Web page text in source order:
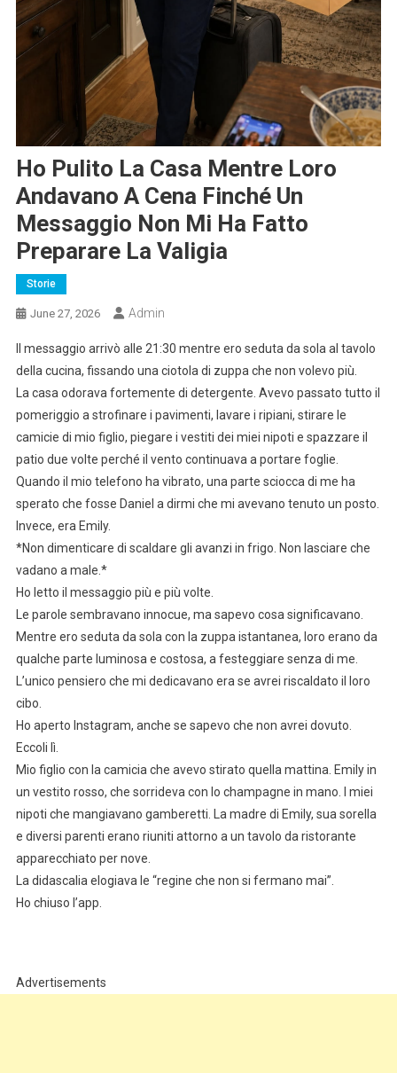
Ho Pulito La Casa Mentre Loro
Andavano A Cena Finché Un
Messaggio Non Mi Ha Fatto
Preparare La Valigia
Storie
June 27, 2026 Admin
Il messaggio arrivò alle 21:30 mentre ero seduta da sola al tavolo
della cucina, fissando una ciotola di zuppa che non volevo più.
La casa odorava fortemente di detergente. Avevo passato tutto il
pomeriggio a strofinare i pavimenti, lavare i ripiani, stirare le
camicie di mio figlio, piegare i vestiti dei miei nipoti e spazzare il
patio due volte perché il vento continuava a portare foglie.
Quando il mio telefono ha vibrato, una parte sciocca di me ha
sperato che fosse Daniel a dirmi che mi avevano tenuto un posto.
Invece, era Emily.
*Non dimenticare di scaldare gli avanzi in frigo. Non lasciare che
vadano a male.*
Ho letto il messaggio più e più volte.
Le parole sembravano innocue, ma sapevo cosa significavano.
Mentre ero seduta da sola con la zuppa istantanea, loro erano da
qualche parte luminosa e costosa, a festeggiare senza di me.
L’unico pensiero che mi dedicavano era se avrei riscaldato il loro
cibo.
Ho aperto Instagram, anche se sapevo che non avrei dovuto.
Eccoli lì.
Mio figlio con la camicia che avevo stirato quella mattina. Emily in
un vestito rosso, che sorrideva con lo champagne in mano. I miei
nipoti che mangiavano gamberetti. La madre di Emily, sua sorella
e diversi parenti erano riuniti attorno a un tavolo da ristorante
apparecchiato per nove.
La didascalia elogiava le “regine che non si fermano mai”.
Ho chiuso l’app.
Advertisements